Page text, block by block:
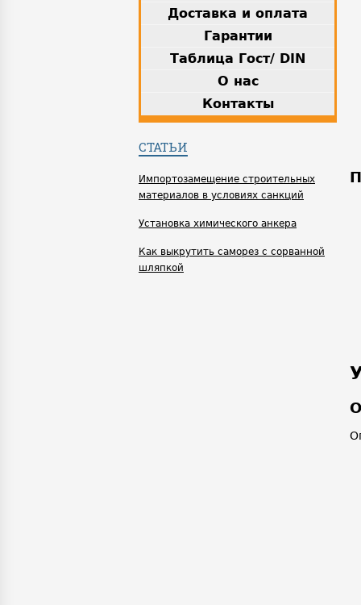
Доставка и оплата
Гарантии
Таблица Гост/ DIN
О нас
Контакты
СТАТЬИ
Импортозамещение строительных
материалов в условиях санкций
Установка химического анкера
Как выкрутить саморез с сорванной
шляпкой